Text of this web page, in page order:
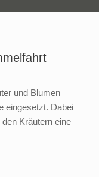
und Blumen
eingesetzt. Dabei
Kräutern eine